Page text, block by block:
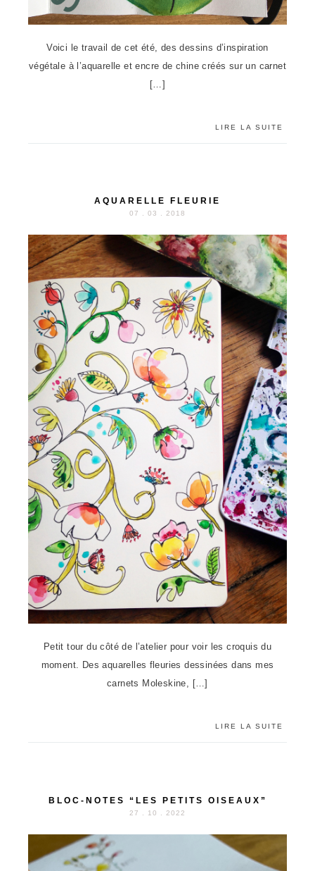
Voici le travail de cet été, des dessins d’inspiration
végétale à l’aquarelle et encre de chine créés sur un carnet
[…]
LIRE LA SUITE
AQUARELLE FLEURIE
07 . 03 . 2018
Petit tour du côté de l’atelier pour voir les croquis du
moment. Des aquarelles fleuries dessinées dans mes
carnets Moleskine, […]
LIRE LA SUITE
BLOC-NOTES “LES PETITS OISEAUX”
27 . 10 . 2022